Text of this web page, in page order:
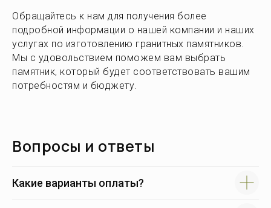
Обращайтесь к нам для получения более
подробной информации о нашей компании и наших
услугах по изготовлению гранитных памятников.
Мы с удовольствием поможем вам выбрать
памятник, который будет соответствовать вашим
потребностям и бюджету.
Вопросы и ответы
Какие варианты оплаты?